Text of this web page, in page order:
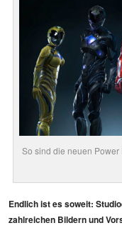
So sind die neuen
Endlich ist es soweit:
zahlreichen Bildern und